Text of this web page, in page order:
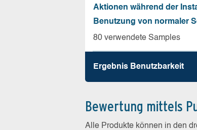
Aktionen während der
Benutzung von normaler
80 verwendete Samples
Ergebnis Benutz­barkeit
Bewertung mittels
Alle Produkte können in den